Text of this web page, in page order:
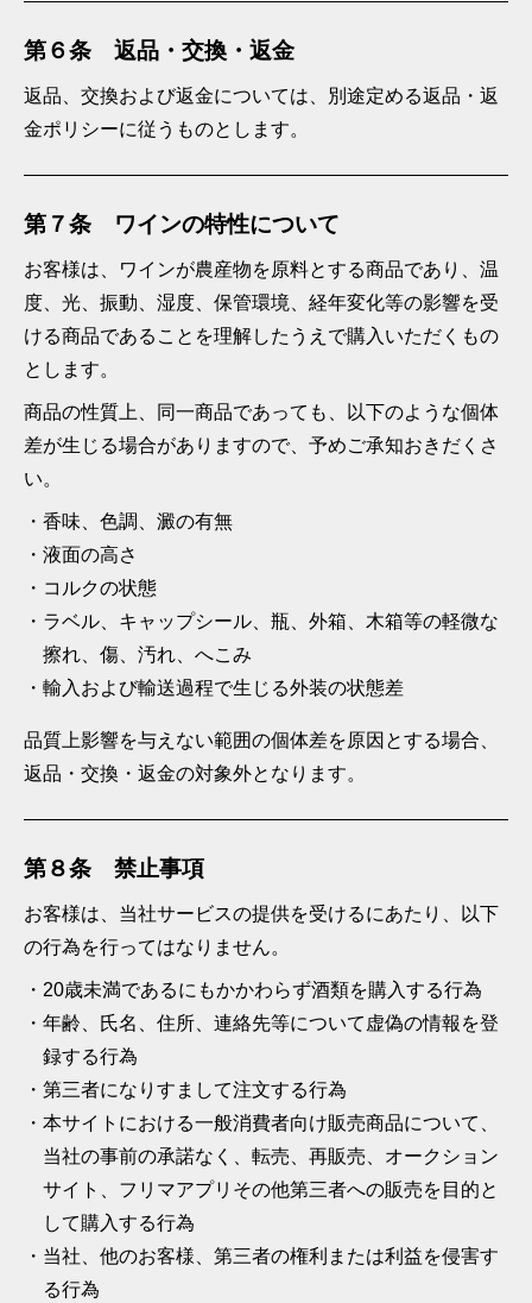
第６条 返品・交換・返金
返品、交換および返金については、別途定める返品・返
金ポリシーに従うものとします。
第７条 ワインの特性について
お客様は、ワインが農産物を原料とする商品であり、温
度、光、振動、湿度、保管環境、経年変化等の影響を受
ける商品であることを理解したうえで購入いただくもの
とします。
商品の性質上、同一商品であっても、以下のような個体
差が生じる場合がありますので、予めご承知おきだくさ
い。
香味、色調、澱の有無
液面の高さ
コルクの状態
ラベル、キャップシール、瓶、外箱、木箱等の軽微な
擦れ、傷、汚れ、へこみ
輸入および輸送過程で生じる外装の状態差
品質上影響を与えない範囲の個体差を原因とする場合、
返品・交換・返金の対象外となります。
第８条 禁止事項
お客様は、当社サービスの提供を受けるにあたり、以下
の行為を行ってはなりません。
20歳未満であるにもかかわらず酒類を購入する行為
年齢、氏名、住所、連絡先等について虚偽の情報を登
録する行為
第三者になりすまして注文する行為
本サイトにおける一般消費者向け販売商品について、
当社の事前の承諾なく、転売、再販売、オークション
サイト、フリマアプリその他第三者への販売を目的と
して購入する行為
当社、他のお客様、第三者の権利または利益を侵害す
る行為